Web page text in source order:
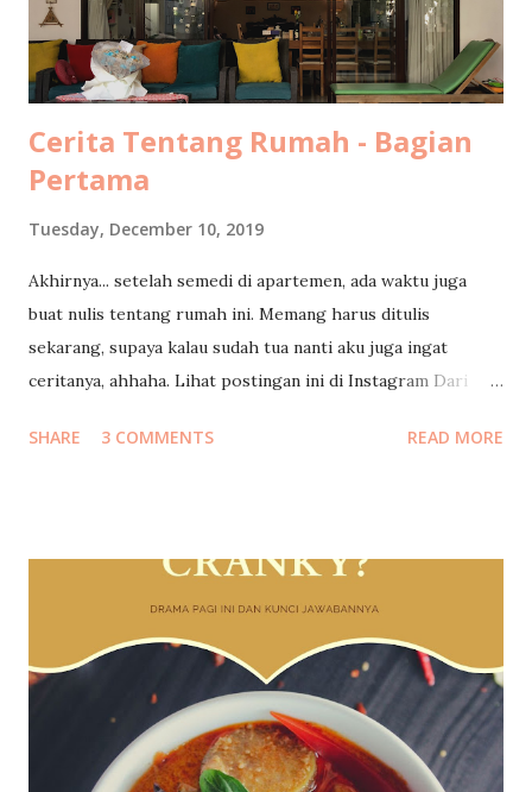
Cerita Tentang Rumah - Bagian
Pertama
Tuesday, December 10, 2019
Akhirnya... setelah semedi di apartemen, ada waktu juga
buat nulis tentang rumah ini. Memang harus ditulis
sekarang, supaya kalau sudah tua nanti aku juga ingat
ceritanya, ahhaha. Lihat postingan ini di Instagram Dari
mana 🤔 Mulai dari pertanyaan teman2 aja deh 😊 Silakan
*Fotonya mager sambil duduk di kursi goyang 👵🏼 .
#nutsask #nutshome #nutshares #nutslyfe Sebuah
kiriman dibagikan oleh Nuniek Tirta (@nuniektirta) pada 2
Des 2019 jam 12:58 PST Tentang Sejarah Rumah Ini
@sherin_arkel : Apa yang membuat Mbak langsung jatuh
cinta at the first sight sama rumah ini? Spotnya yang dipost
hampir 90% di area swimming poolnya, apakah ada alasan
SHARE 3 COMMENTS READ MORE